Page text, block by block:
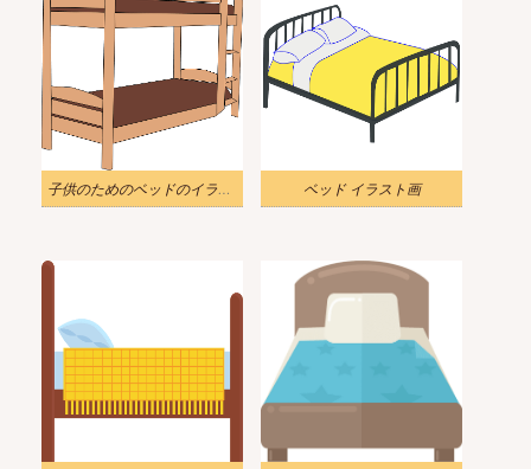
子供のためのベッドのイラスト ベッド イラスト画